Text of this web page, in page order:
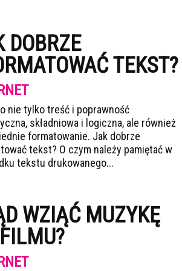
DOBRZE
TEKST?
nie tylko treść i poprawność
składniowa i logiczna, ale również
formatowanie. Jak dobrze
tekst? O czym należy pamiętać w
tekstu drukowanego...
WZIĄĆ MUZYKĘ